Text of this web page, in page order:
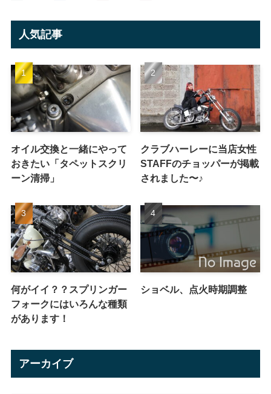
人気記事
オイル交換と一緒にやって
おきたい「タペットスクリ
ーン清掃」
クラブハーレーに当店女性
STAFFのチョッパーが掲載
されました〜♪
何がイイ？？スプリンガー
フォークにはいろんな種類
があります！
ショベル、点火時期調整
アーカイブ